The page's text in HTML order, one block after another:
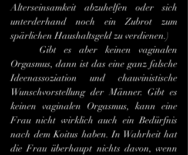
Alterseinsamkeit abzuhelfen oder sich
unterderhand noch ein Zubrot zum
spärlichen Haushaltsgeld zu verdienen.)
Orgasmus, dann ist das eine ganz falsche
Ideenassoziation und chauvinistische
Wunschvorstellung der Männer. Gibt es
keinen vaginalen Orgasmus, kann eine
Frau nicht wirklich auch ein Bedürfnis
nach dem Koitus haben. In Wahrheit hat
die Frau überhaupt nichts davon, wenn